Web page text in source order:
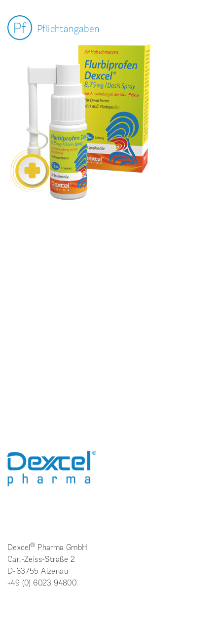
Pflichtangaben
Dexcel® Pharma GmbH
Carl-Zeiss-Straße 2
D-63755 Alzenau
+49 (0) 6023 94800